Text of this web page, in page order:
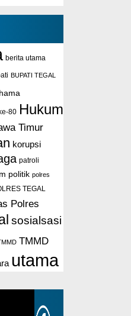
berita utama
BUPATI TEGAL
80 Hukum
Timur
korupsi
patroli
politik polres
TEGAL
Polres
sosialsasi
TMMD
utama